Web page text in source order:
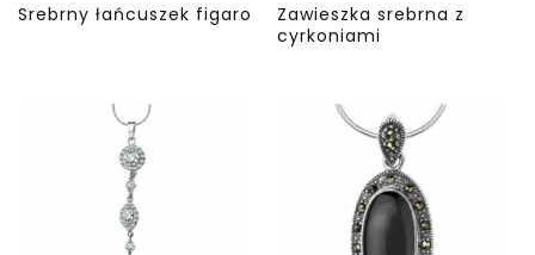
Srebrny łańcuszek figaro
Zawieszka srebrna z
cyrkoniami